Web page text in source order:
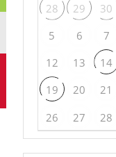
28 29 30
5
6 7
12
13 14
19
20 21
26
27 28